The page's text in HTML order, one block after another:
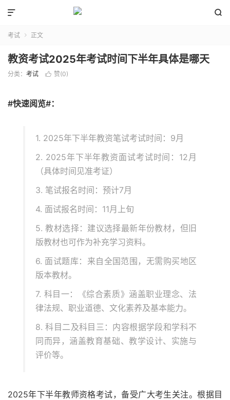


考试  正文
教资考试2025年考试时间下半年具体是哪天
分类： 考试  赞(0)
#快速阅览#：
1. 2025年下半年教资笔试考试时间：9月
2. 2025年下半年教资面试考试时间：12月
（具体时间见准考证）
3. 笔试报名时间：预计7月
4. 面试报名时间：11月上旬
5. 教材选择：建议选择最新年份教材，但旧
版教材也可作为补充学习资料。
6. 面试题库：来自全国范围，无需购买地区
版本教材。
7. 科目一：《综合素质》涵盖职业理念、法
律法规、职业道德、文化素养及基本能力。
8. 科目二及科目三：内容根据学段和学科不
同而异，涵盖教育基础、教学设计、实施与
评价等。
2025年下半年教师资格考试，备受广大考生关注。根据目